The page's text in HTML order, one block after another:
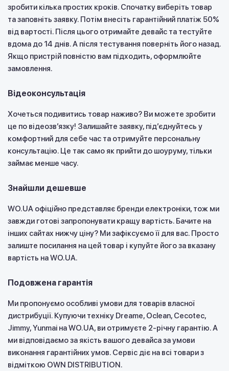
зробити кілька простих кроків. Спочатку виберіть товар
та заповніть заявку. Потім внесіть гарантійний платіж 50%
від вартості. Після цього отримайте девайс та тестуйте
вдома до 14 днів. А після тестування поверніть його назад.
Якщо пристрій повністю вам підходить, оформлюйте
замовлення.
Відеоконсультація
Хочеться подивитись товар наживо? Ви можете зробити
це по відеозвʼязку! Залишайте заявку, підʼєднуйтесь у
комфортний для себе час та отримуйте персональну
консультацію. Це так само як прийти до шоуруму, тільки
займає менше часу.
Знайшли дешевше
WO.UA офіційно представляє бренди електроніки, тож ми
завжди готові запропонувати кращу вартість. Бачите на
інших сайтах нижчу ціну? Ми зафіксуємо її для вас. Просто
залиште посилання на цей товар і купуйте його за вказану
вартість на WO.UA.
Подовжена гарантія
Ми пропонуємо особливі умови для товарів власної
дистрибуції. Купуючи техніку Dreame, Oclean, Cecotec,
Jimmy, Yunmai на WO.UA, ви отримуєте 2-річну гарантію. А
ми відповідаємо за якість вашого девайса за умови
виконання гарантійних умов. Сервіс діє на всі товари з
відміткою OWN DISTRIBUTION.